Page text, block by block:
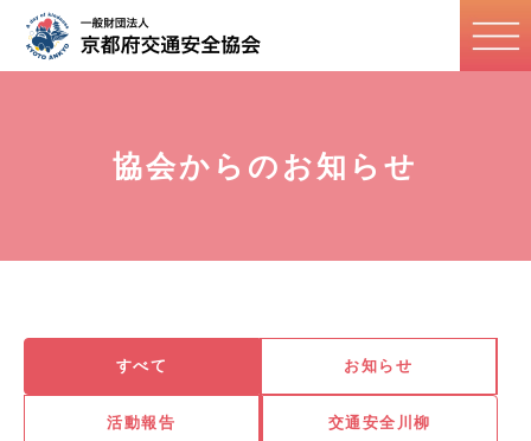
協会からのお知らせ
すべて お知らせ
活動報告 交通安全川柳